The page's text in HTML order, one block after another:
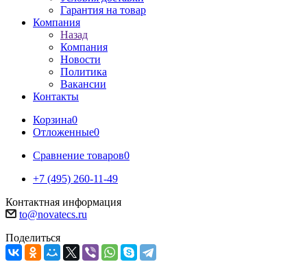
Гарантия на товар
Компания
Назад
Компания
Новости
Политика
Вакансии
Контакты
Корзина0
Отложенные0
Сравнение товаров0
+7 (495) 260-11-49
Контактная информация
to@novatecs.ru
Поделиться